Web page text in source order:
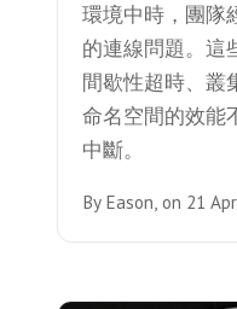
環境中時，團隊
的連線問題。這
間歇性超時、叢
命名空間的效能
中斷。
By Eason,on 21